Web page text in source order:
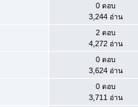
0 ตอบ
3,244 อ่าน
2 ตอบ
4,272 อ่าน
0 ตอบ
3,624 อ่าน
0 ตอบ
3,711 อ่าน